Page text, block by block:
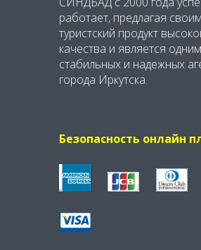
работает, предлагая
туристский продукт
качества и является
стабильных и надежных
города Иркутска.
Безопасность онлайн